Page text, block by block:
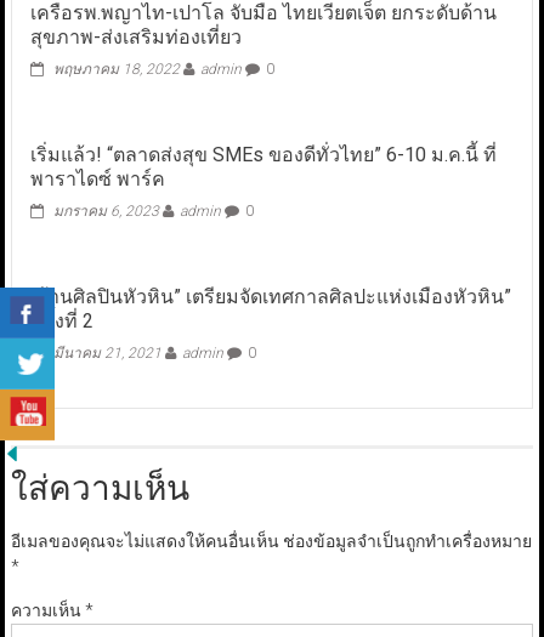
เครือรพ.พญาไท-เปาโล จับมือ ไทยเวียตเจ็ต ยกระดับด้าน
สุขภาพ-ส่งเสริมท่องเที่ยว
พฤษภาคม 18, 2022 admin 0
เริ่มแล้ว! “ตลาดส่งสุข SMEs ของดีทั่วไทย” 6-10 ม.ค.นี้ ที่
พาราไดซ์ พาร์ค
มกราคม 6, 2023 admin 0
“บ้านศิลปินหัวหิน” เตรียมจัดเทศกาลศิลปะแห่งเมืองหัวหิน”
ครั้งที่ 2
มีนาคม 21, 2021 admin 0
ใส่ความเห็น
อีเมลของคุณจะไม่แสดงให้คนอื่นเห็น ช่องข้อมูลจำเป็นถูกทำเครื่องหมาย
*
ความเห็น*